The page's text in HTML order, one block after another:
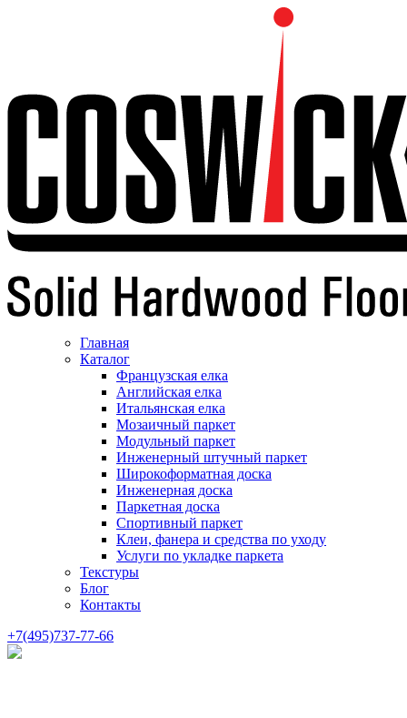
Главная
Каталог
Французская елка
Английская елка
Итальянская елка
Мозаичный паркет
Модульный паркет
Инженерный штучный паркет
Широкоформатная доска
Инженерная доска
Паркетная доска
Спортивный паркет
Клеи, фанера и средства по уходу
Услуги по укладке паркета
Текстуры
Блог
Контакты
+7(495)737-77-66